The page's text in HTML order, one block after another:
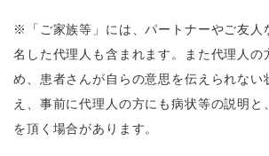
※「ご家族等」には、パートナーやご友人
名した代理人も含まれます。また代理人の
め、患者さんが自らの意思を伝えられない
え、事前に代理人の方にも病状等の説明と
を頂く場合があります。